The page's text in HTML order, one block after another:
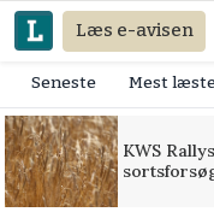
Læs e-avisen
Seneste Mest
KWS